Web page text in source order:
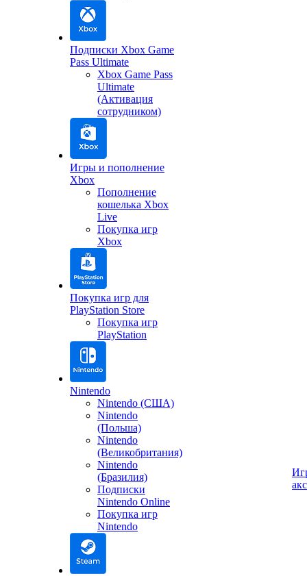
Подписки Xbox Game
Pass Ultimate
Xbox Game Pass
Ultimate
(Активация
сотрудником)
Игры и пополнение
Xbox
Пополнение
кошелька Xbox
Live
Покупка игр
Xbox
Покупка игр для
PlayStation Store
Покупка игр
PlayStation
Nintendo
Nintendo (США)
Nintendo
(Польша)
Nintendo
(Великобритания)
Nintendo
(Бразилия)
Подписки
Nintendo Online
Покупка игр
Nintendo